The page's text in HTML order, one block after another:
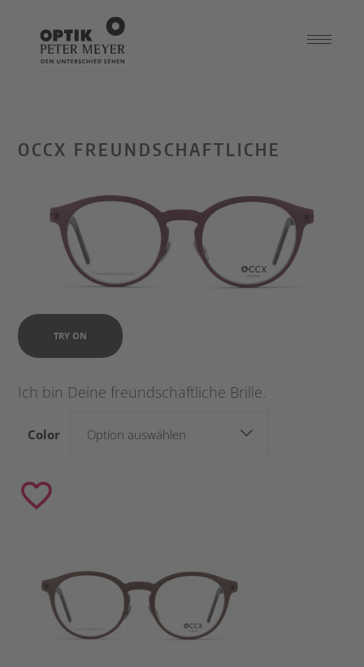
OCCX FREUNDSCHAFTLICHE
TRY ON
Ich bin Deine freundschaftliche Brille.
Color Option auswählen